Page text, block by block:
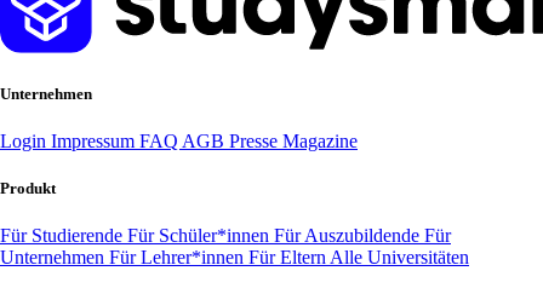
Unternehmen
Login Impressum FAQ AGB Presse Magazine
Produkt
Für Studierende Für Schüler*innen Für Auszubildende Für
Unternehmen Für Lehrer*innen Für Eltern Alle Universitäten